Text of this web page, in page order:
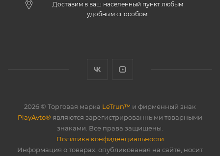
Доставим в ваш населенный пункт любым
удобным способом.
2026 © Торговая марка LeTrun™ и фирменный знак
PlayAvto® являются зарегистрированными товарными
знаками. Все права защищены.
Политика конфиденциальности
Информация о товарах, опубликованая на сайте, носит